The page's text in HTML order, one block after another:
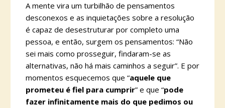
A mente vira um turbilhão de pensamentos
desconexos e as inquietações sobre a resolução
é capaz de desestruturar por completo uma
pessoa, e então, surgem os pensamentos: “Não
sei mais como prosseguir, findaram-se as
alternativas, não há mais caminhos a seguir”. E por
momentos esquecemos que “aquele que
prometeu é fiel para cumprir” e que “pode
fazer infinitamente mais do que pedimos ou